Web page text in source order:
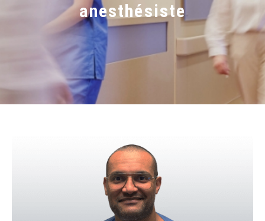
anesthésiste